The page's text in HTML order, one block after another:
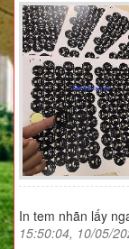
In tem nhãn lấy
15:50:04, 10/05/